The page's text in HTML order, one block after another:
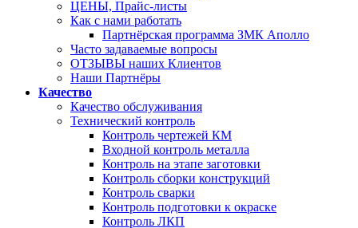
ЦЕНЫ, Прайс-листы
Как с нами работать
Партнёрская программа ЗМК Аполло
Часто задаваемые вопросы
ОТЗЫВЫ наших Клиентов
Наши Партнёры
Качество
Качество обслуживания
Технический контроль
Контроль чертежей КМ
Входной контроль металла
Контроль на этапе заготовки
Контроль сборки конструкций
Контроль сварки
Контроль подготовки к окраске
Контроль ЛКП